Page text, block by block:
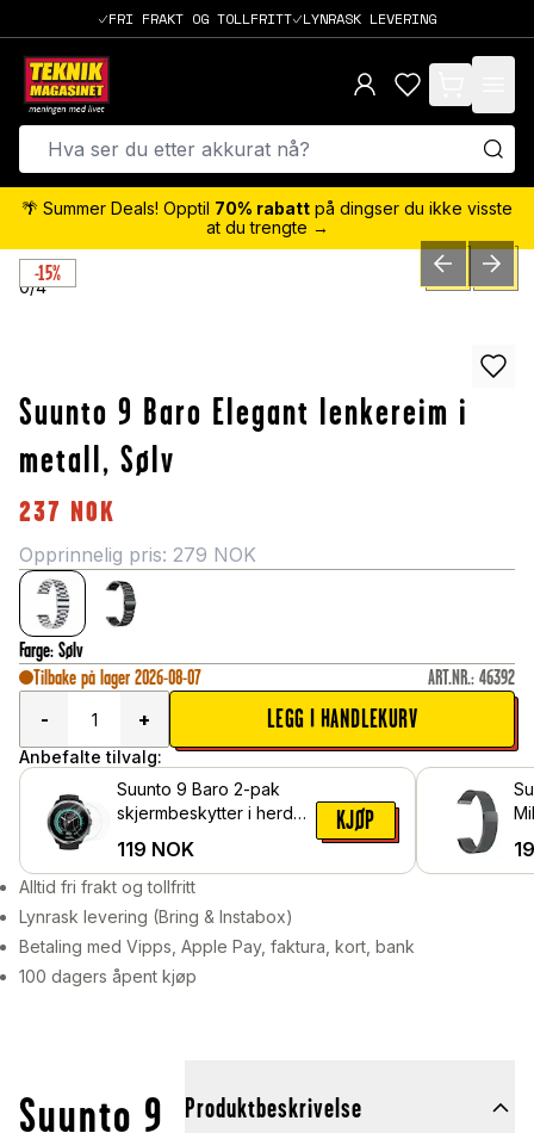
FRI FRAKT OG TOLLFRITT LYNRASK LEVERING
items in cart,
🌴 Summer Deals! Opptil 70% rabatt på dingser du ikke visste
at du trengte →
-15%
0/4 PREVIOUSNEXT
Suunto 9 Baro Elegant lenkereim i
metall, Sølv
237 NOK
Opprinnelig pris: 279 NOK
Farge: Sølv
Tilbake på lager 2026-08-07
ART.NR.: 46392
-
+ LEGG I HANDLEKURV
Anbefalte tilvalg:
Suunto 9 Baro 2-pak
skjermbeskytter i herdet
119 NOK
KJØP
Alltid fri frakt og tollfritt
Lynrask levering (Bring & Instabox)
Betaling med Vipps, Apple Pay, faktura, kort, bank
100 dagers åpent kjøp
Suunto 9
Produktbeskrivelse